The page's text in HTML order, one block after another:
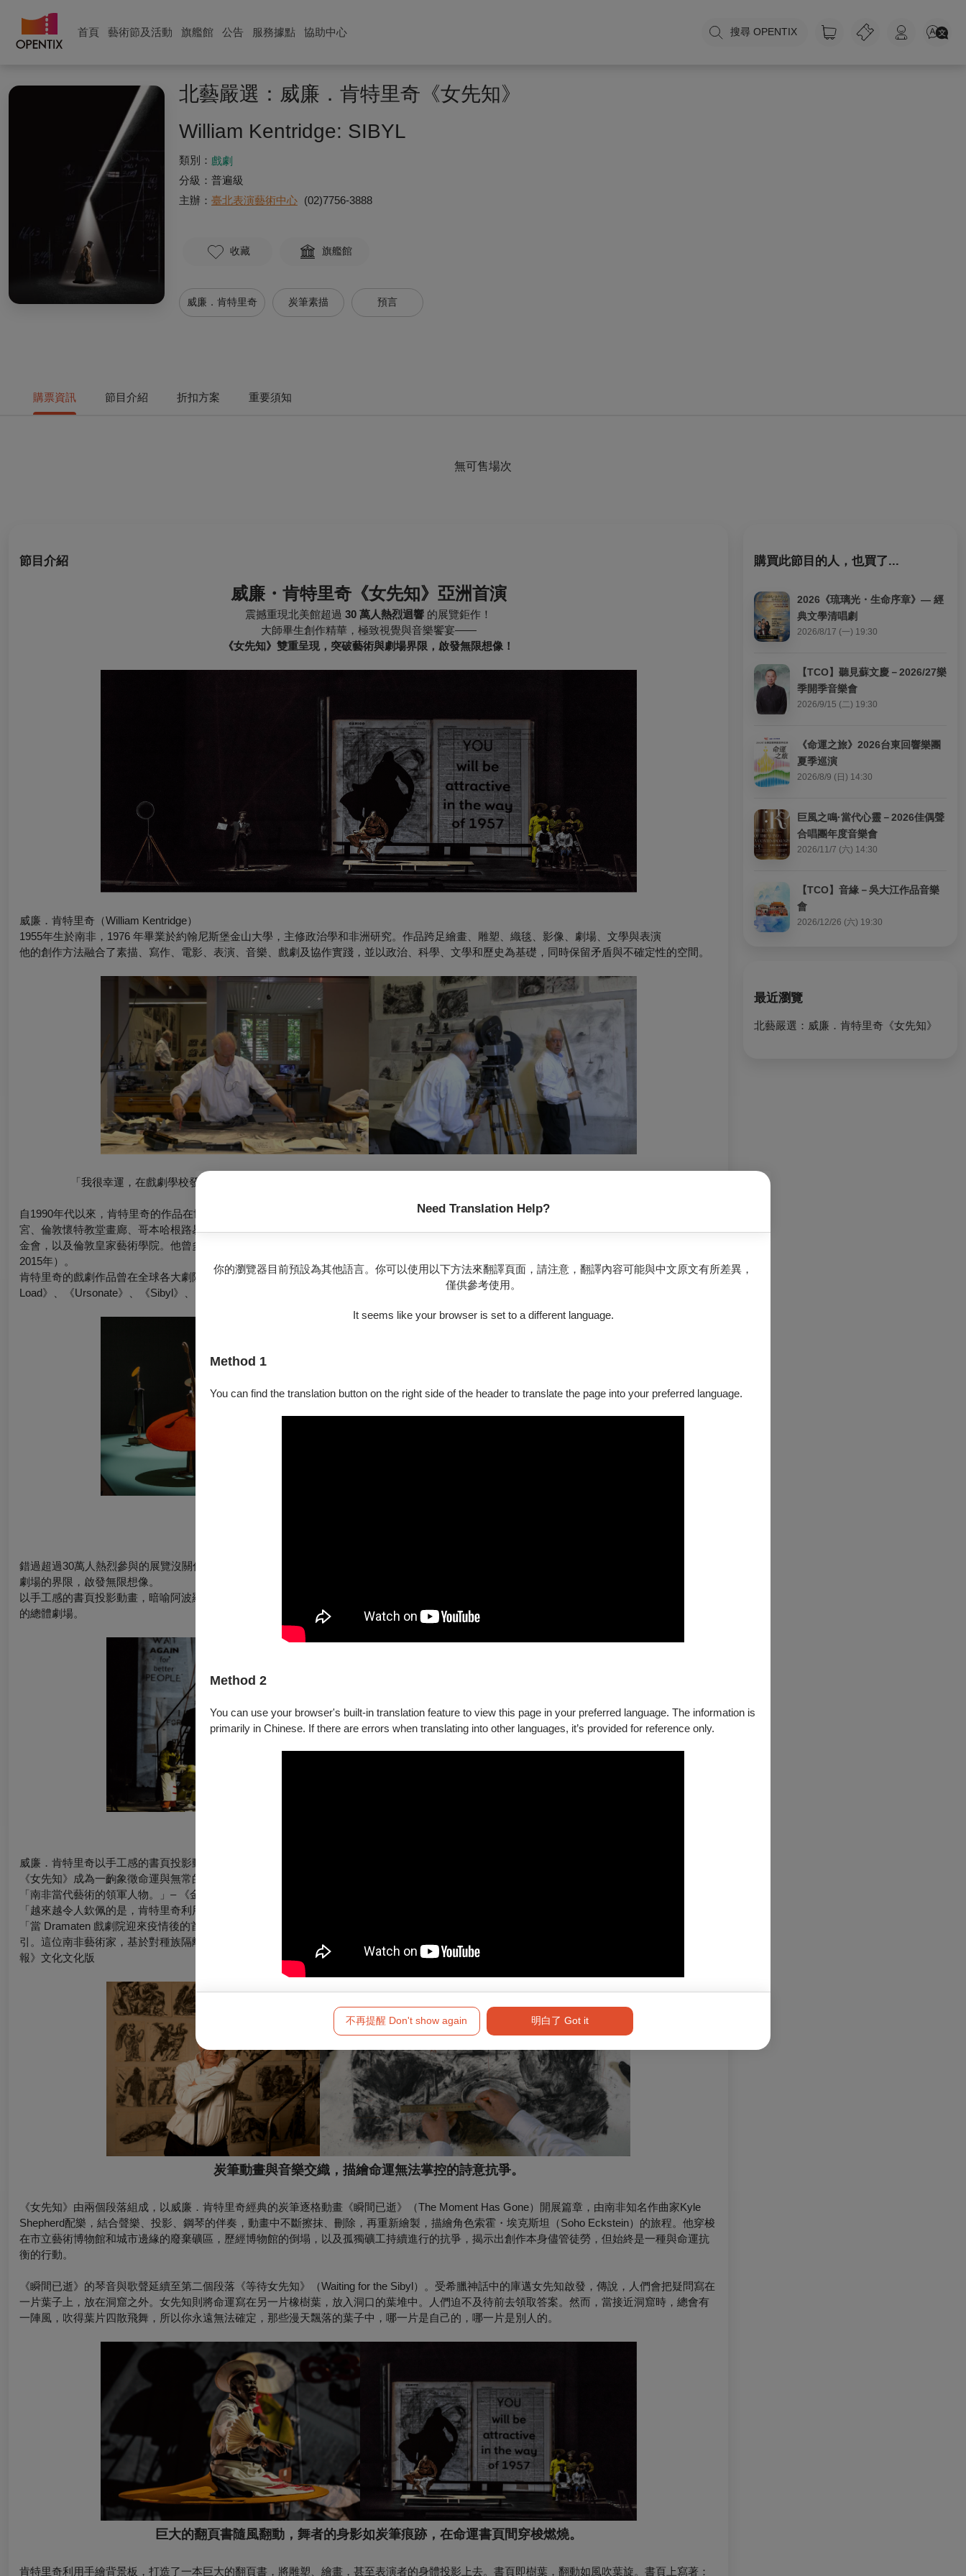
首頁 藝術節及活動 旗艦館 公告 服務據點 協助中心 搜尋 OPENTIX
Need Translation Help?
你的瀏覽器目前預設為其他語言。你可以使用以下方法來翻譯頁面，請注意，翻譯內容可能與中文原文有所差異，
僅供參考使用。
It seems like your browser is set to a different language.
Method 1
You can find the translation button on the right side of the header to translate the page into your preferred language.
Method 2
You can use your browser's built-in translation feature to view this page in your preferred language. The information is
primarily in Chinese. If there are errors when translating into other languages, it’s provided for reference only.
不再提醒 Don't show again 明白了 Got it
北藝嚴選：威廉．肯特里奇《女先知》
William Kentridge: SIBYL
類別： 戲劇
分級： 普遍級
主辦： 臺北表演藝術中心 (02)7756-3888
收藏 旗艦館
威廉．肯特里奇 炭筆素描 預言
購票資訊 節目介紹 折扣方案 重要須知
無可售場次
節目介紹
威廉・肯特里奇《女先知》亞洲首演
震撼重現北美館超過 30 萬人熱烈迴響 的展覽鉅作！
大師畢生創作精華，極致視覺與音樂饗宴——
《女先知》雙重呈現，突破藝術與劇場界限，啟發無限想像！
威廉．肯特里奇（William Kentridge）
1955年生於南非，1976 年畢業於約翰尼斯堡金山大學，主修政治學和非洲研究。作品跨足繪畫、雕塑、織毯、影像、劇場、文學與表演
他的創作方法融合了素描、寫作、電影、表演、音樂、戲劇及協作實踐，並以政治、科學、文學和歷史為基礎，同時保留矛盾與不確定性的空間。
「我很幸運，在戲劇學校發現自己非常不擅長當演員…以至於我『淪落』為一名藝術家，我也就安然接受。」-威廉．肯特里奇
自1990年代以來，肯特里奇的作品在世界各地的博物館和畫廊展出，包括紐約現代藝術博物館（MoMA）、維也納阿爾貝蒂娜博物館、巴黎羅浮
宮、倫敦懷特教堂畫廊、哥本哈根路易斯安那現代藝術博物館、馬德里索菲亞王后藝術中心、巴塞爾藝術博物館、開普敦Zeitz MOCAA及Norval基
金會，以及倫敦皇家藝術學院。他曾多次參加卡塞爾文件展（1997年、2002年、2012年）和威尼斯雙年展（1993年、1999年、2005年、2013年、
2015年）。
肯特里奇的戲劇作品曾在全球各大劇院和藝術節上演，包括《Refuse the Hour》、《Winterreise》、《Paper Music》、《The Head & the
Load》、《Ursonate》、《Sibyl》、《The Great Yes, The Great No》。
錯過超過30萬人熱烈參與的展覽沒關係，2025年的《女先知》是肯特里奇創作生涯的集大成之作，集繪畫、動畫、音樂與舞蹈於一身，突破藝術與
劇場的界限，啟發無限想像。
以手工感的書頁投影動畫，暗喻阿波羅神諭的女先知在樹葉寫下預言，結合南非傳統歌謠與合唱、不斷旋轉的肢體舞蹈，形成一齣象徵命運與無常
的總體劇場。
威廉．肯特里奇以手工感的書頁投影動畫，暗喻阿波羅的神諭女先知在樹葉寫下的預言，結合南非傳統歌謠與合唱，以及不斷旋轉的肢體舞蹈，讓
《女先知》成為一齣象徵命運與無常的總體劇場。– 劇評人 耿一偉
「南非當代藝術的領軍人物。」– 《金融時報》
「越來越令人欽佩的是，肯特里奇利用自己日益增長的國際影響力，與一群南非同事進行合作。」– 《紐約時報》
「當 Dramaten 戲劇院迎來疫情後的首次客場演出時，它呈現了壯麗的形態。毫無疑問，被威廉·肯特里奇的《女先知》所傳達的巨大創造力所吸
引。這位南非藝術家，基於對種族隔離政權的荒謬與殘酷的社會承諾，與他的藝術團隊共同創造出一件名副其實的藝術作品。」– 瑞典《每日新聞
報》文化文化版
炭筆動畫與音樂交織，描繪命運無法掌控的詩意抗爭。
《女先知》由兩個段落組成，以威廉．肯特里奇經典的炭筆逐格動畫《瞬間已逝》（The Moment Has Gone）開展篇章，由南非知名作曲家Kyle
Shepherd配樂，結合聲樂、投影、鋼琴的伴奏，動畫中不斷擦抹、刪除，再重新繪製，描繪角色索霍・埃克斯坦（Soho Eckstein）的旅程。他穿梭
在市立藝術博物館和城市邊緣的廢棄礦區，歷經博物館的倒塌，以及孤獨礦工持續進行的抗爭，揭示出創作本身儘管徒勞，但始終是一種與命運抗
衡的行動。
《瞬間已逝》的琴音與歌聲延續至第二個段落《等待女先知》（Waiting for the Sibyl）。受希臘神話中的庫邁女先知啟發，傳說，人們會把疑問寫在
一片葉子上，放在洞窟之外。女先知則將命運寫在另一片橡樹葉，放入洞口的葉堆中。人們迫不及待前去領取答案。然而，當接近洞窟時，總會有
一陣風，吹得葉片四散飛舞，所以你永遠無法確定，那些漫天飄落的葉子中，哪一片是自己的，哪一片是別人的。
巨大的翻頁書隨風翻動，舞者的身影如炭筆痕跡，在命運書頁間穿梭燃燒。
肯特里奇利用手繪背景板，打造了一本巨大的翻頁書，將雕塑、繪畫，甚至表演者的身體投影上去。書頁即樹葉，翻動如風吹葉旋。書頁上寫著：
購買此節目的人，也買了...
2026《琉璃光・生命序章》— 經
典文學清唱劇
2026/8/17 (一) 19:30
【TCO】聽見蘇文慶－2026/27樂
季開季音樂會
2026/9/15 (二) 19:30
《命運之旅》2026台東回響樂團
夏季巡演
2026/8/9 (日) 14:30
巨風之鳴·當代心靈－2026佳偶聲
合唱團年度音樂會
2026/11/7 (六) 14:30
【TCO】音緣－吳大江作品音樂
會
2026/12/26 (六) 19:30
最近瀏覽
北藝嚴選：威廉．肯特里奇《女先知》